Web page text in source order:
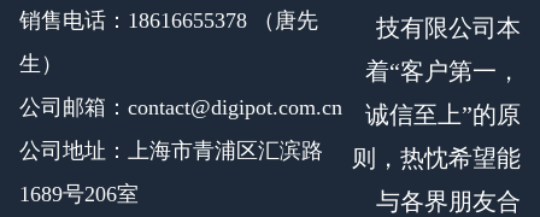
销售电话：18616655378 （唐先
生）
公司邮箱：contact@digipot.com.cn
公司地址：上海市青浦区汇滨路
1689号206室
技有限公司本
着“客户第一，
诚信至上”的原
则，热忱希望能
与各界朋友合